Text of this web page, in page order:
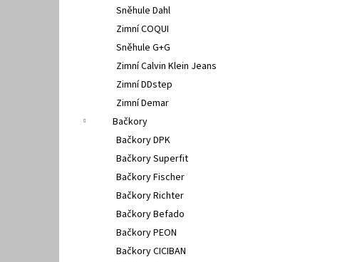
Sněhule Dahl
Zimní COQUI
Sněhule G+G
Zimní Calvin Klein Jeans
Zimní DDstep
Zimní Demar
Bačkory
Bačkory DPK
Bačkory Superfit
Bačkory Fischer
Bačkory Richter
Bačkory Befado
Bačkory PEON
Bačkory CICIBAN